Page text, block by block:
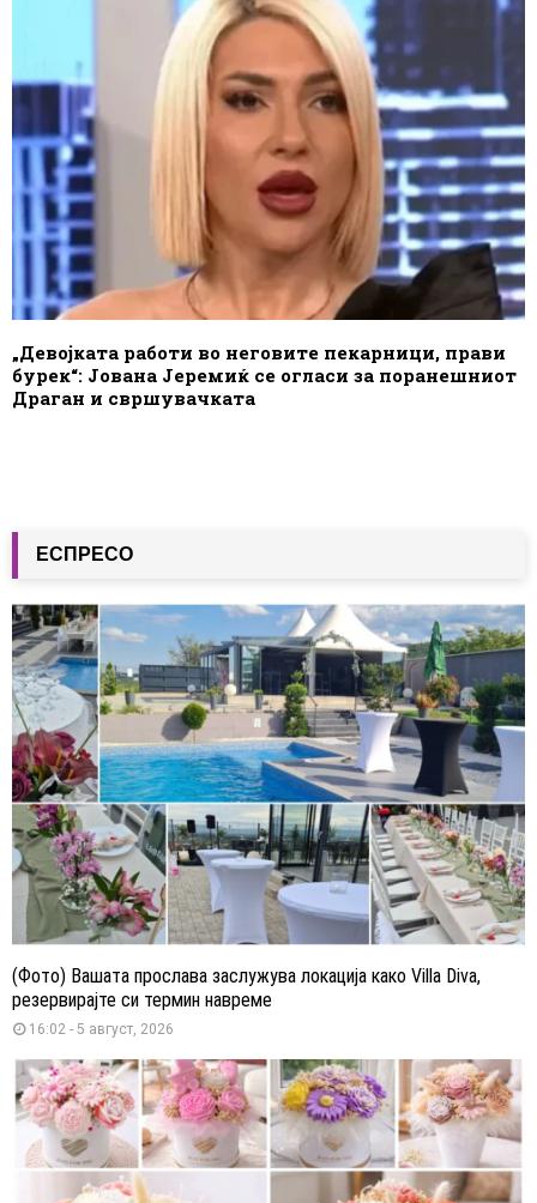
„Девојката работи во неговите пекарници, прави
бурек“: Јована Јеремиќ се огласи за поранешниот
Драган и свршувачката
ЕСПРЕСО
(Фото) Вашата прослава заслужува локација како Villa Diva,
резервирајте си термин навреме
16:02 - 5 август, 2026